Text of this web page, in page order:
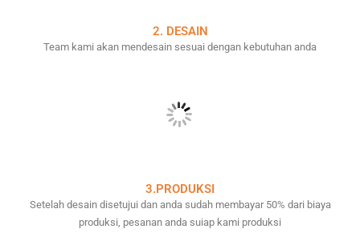
2. DESAIN
Team kami akan mendesain sesuai dengan kebutuhan anda
3.PRODUKSI
Setelah desain disetujui dan anda sudah membayar 50% dari biaya
produksi, pesanan anda suiap kami produksi